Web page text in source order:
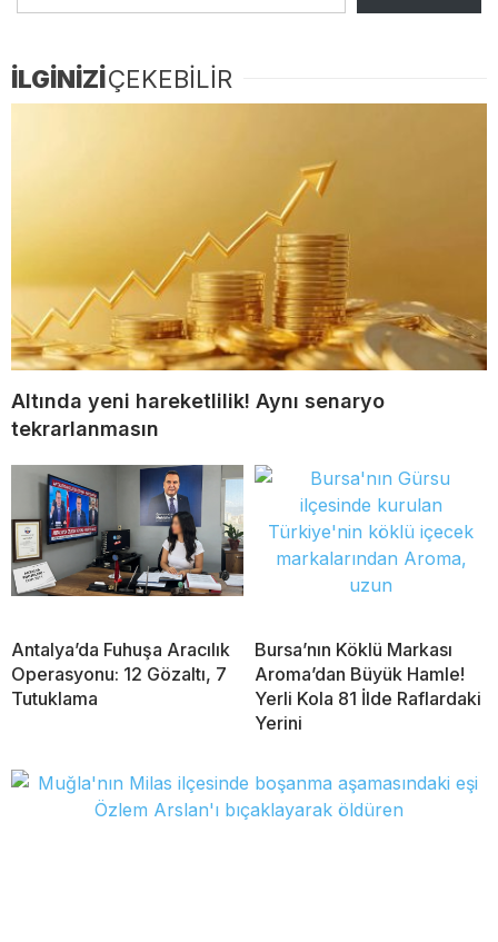
İLGİNİZİÇEKEBİLİR
Altında yeni hareketlilik! Aynı senaryo
tekrarlanmasın
Antalya’da Fuhuşa Aracılık
Operasyonu: 12 Gözaltı, 7
Tutuklama
Bursa’nın Köklü Markası
Aroma’dan Büyük Hamle!
Yerli Kola 81 İlde Raflardaki
Yerini